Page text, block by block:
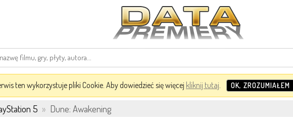
ten wykorzystuje pliki Cookie. Aby dowiedzieć się więcej kliknij tutaj. OK, ZROZUMIAŁEM
5 » Dune: Awakening